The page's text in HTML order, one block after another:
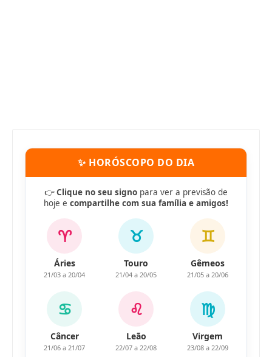
✨ HORÓSCOPO DO DIA
👉Clique no seu signo para ver a previsão de
hoje e compartilhe com sua família e amigos!
♈
Áries
21/03 a 20/04
♉
Touro
21/04 a 20/05
♊
Gêmeos
21/05 a 20/06
♋
Câncer
21/06 a 21/07
♌
Leão
22/07 a 22/08
♍
Virgem
23/08 a 22/09